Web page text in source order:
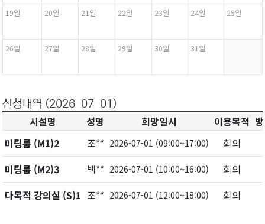
19일 20일 21일 22일 23일 24일 25일
26일 27일 28일 29일 30일 31일
신청내역 (2026-07-01)
시설명 성명 희망일시 이용목적
미팅룸 (M1)2
조** 2026-07-01 (09:00~17:00)
회의
미팅룸 (M2)3
백** 2026-07-01 (10:00~16:00)
회의
다목적 강의실 (S)1 조** 2026-07-01 (12:00~18:00) 회의